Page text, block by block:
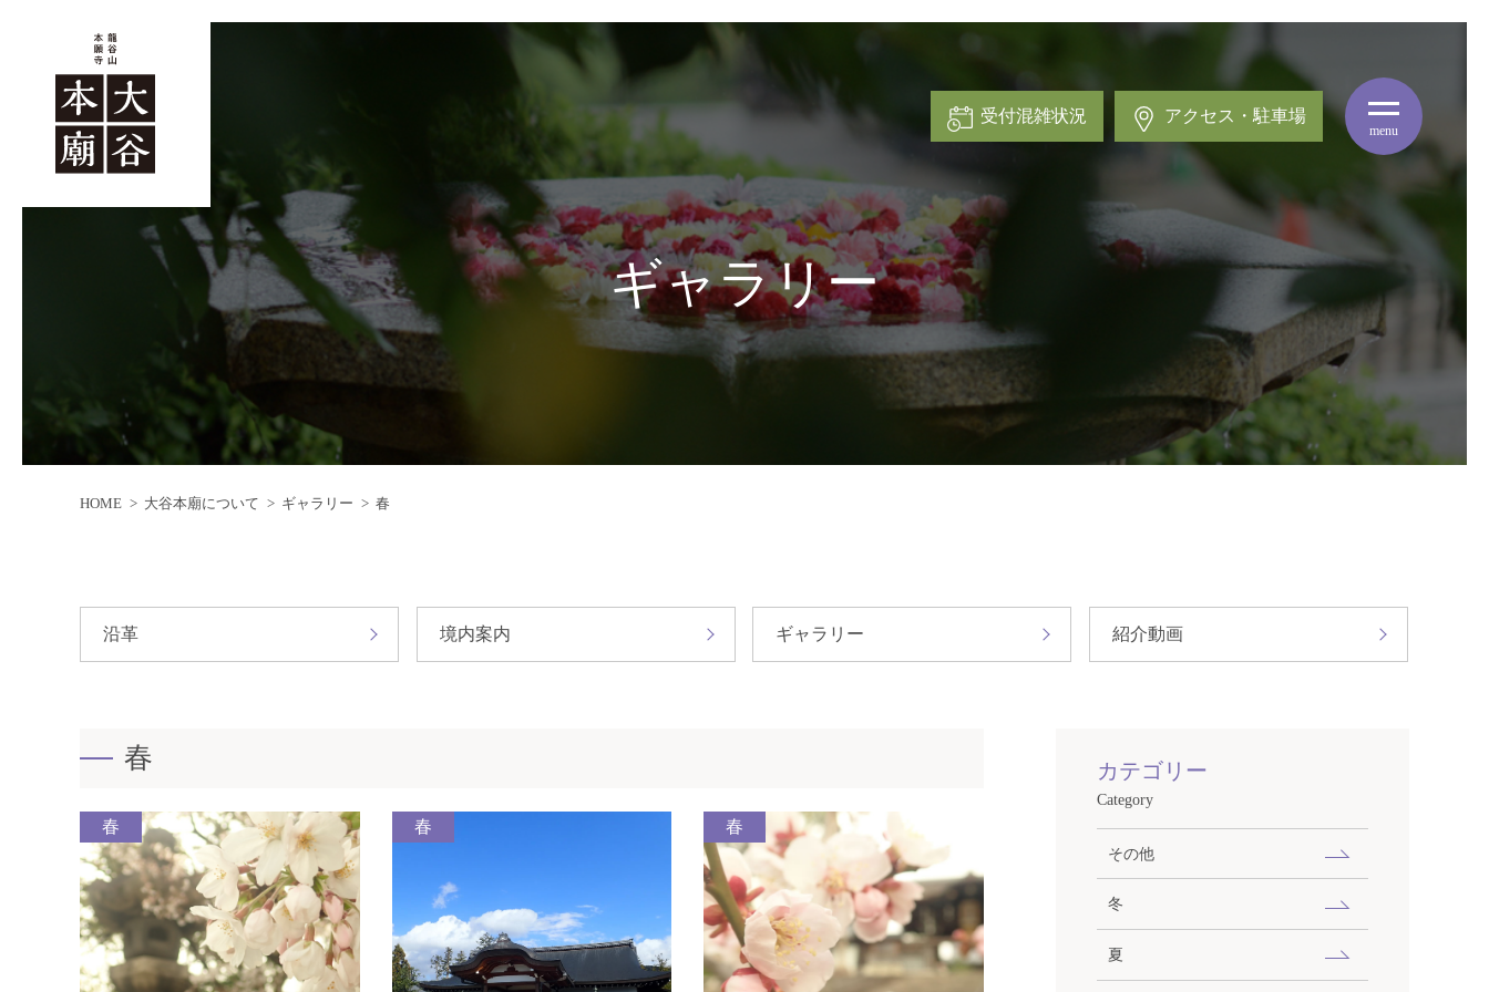
menu
受付混雑状況 アクセス・駐車場
ギャラリー
HOME 大谷本廟について ギャラリー 春
沿革 境内案内 ギャラリー 紹介動画
春
春 春 春
カテゴリー
Category
その他
冬
夏